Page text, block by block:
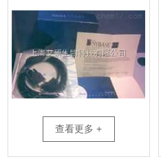
查看更多 +